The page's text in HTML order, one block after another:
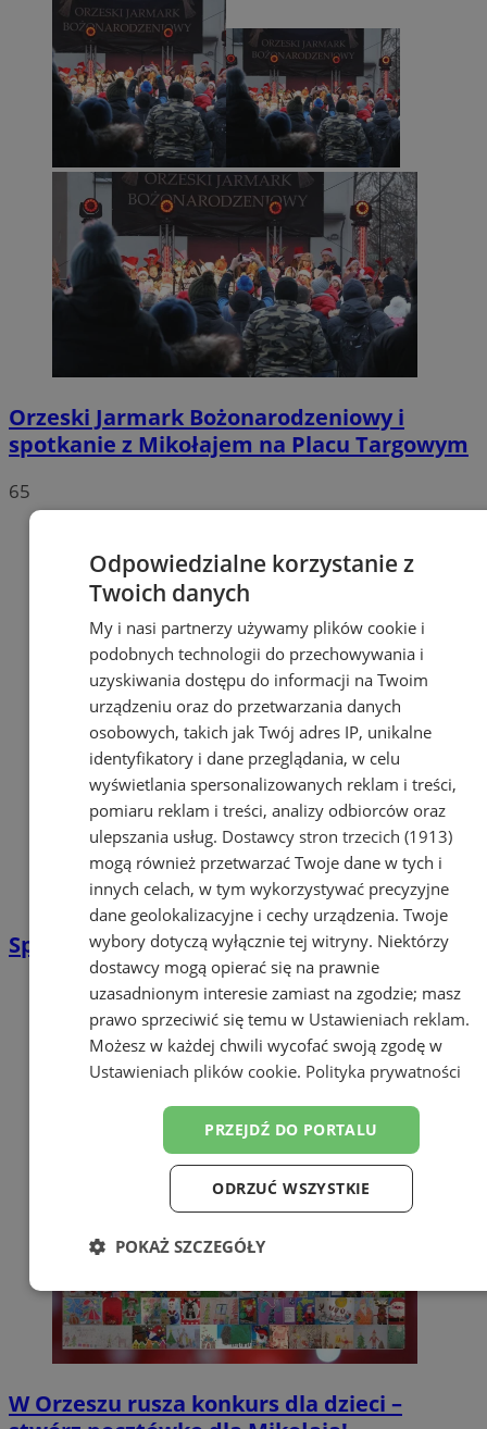
Orzeski Jarmark Bożonarodzeniowy i
spotkanie z Mikołajem na Placu Targowym
65
Spotkanie Mikołajkowe w Zgoniu
W Orzeszu rusza konkurs dla dzieci –
Odpowiedzialne korzystanie z
Twoich danych
My i nasi partnerzy używamy plików cookie i
podobnych technologii do przechowywania i
uzyskiwania dostępu do informacji na Twoim
urządzeniu oraz do przetwarzania danych
osobowych, takich jak Twój adres IP, unikalne
identyfikatory i dane przeglądania, w celu
wyświetlania spersonalizowanych reklam i treści,
pomiaru reklam i treści, analizy odbiorców oraz
ulepszania usług. Dostawcy stron trzecich (1913)
mogą również przetwarzać Twoje dane w tych i
innych celach, w tym wykorzystywać precyzyjne
dane geolokalizacyjne i cechy urządzenia. Twoje
wybory dotyczą wyłącznie tej witryny. Niektórzy
dostawcy mogą opierać się na prawnie
uzasadnionym interesie zamiast na zgodzie; masz
prawo sprzeciwić się temu w Ustawieniach reklam.
Możesz w każdej chwili wycofać swoją zgodę w
Ustawieniach plików cookie. Polityka prywatności
PRZEJDŹ DO PORTALU
ODRZUĆ WSZYSTKIE
POKAŻ SZCZEGÓŁY
Niezbędne Wydajność Targetowanie